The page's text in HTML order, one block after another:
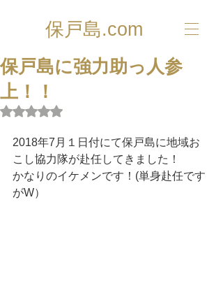
保戸島.com
保戸島に強力助っ人参
上！！
5つ星のうちNaNと評価されています。
2018年7月１日付にて保戸島に地域お
こし協力隊が赴任してきました！
かなりのイケメンです！(単身赴任です
がW）